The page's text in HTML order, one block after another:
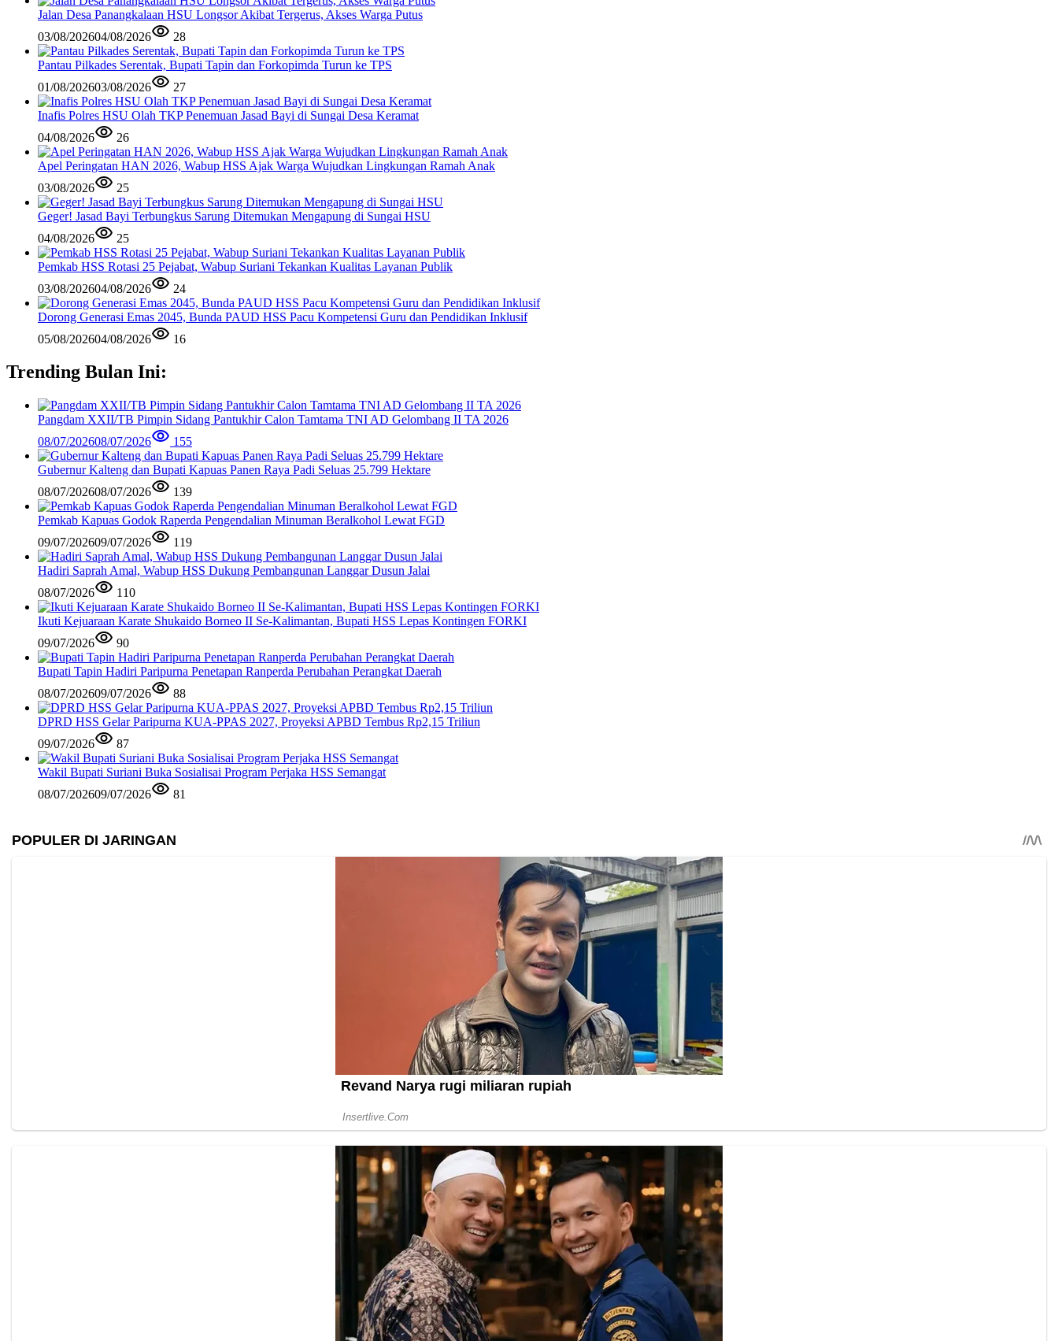
Jalan Desa Panangkalaan HSU Longsor Akibat Tergerus, Akses Warga Putus
03/08/202604/08/2026 28
Pantau Pilkades Serentak, Bupati Tapin dan Forkopimda Turun ke TPS
01/08/202603/08/2026 27
Inafis Polres HSU Olah TKP Penemuan Jasad Bayi di Sungai Desa Keramat
04/08/2026
26
Apel Peringatan HAN 2026, Wabup HSS Ajak Warga Wujudkan Lingkungan Ramah Anak
03/08/2026
25
Geger! Jasad Bayi Terbungkus Sarung Ditemukan Mengapung di Sungai HSU
04/08/2026
25
Pemkab HSS Rotasi 25 Pejabat, Wabup Suriani Tekankan Kualitas Layanan Publik
03/08/202604/08/2026 24
Dorong Generasi Emas 2045, Bunda PAUD HSS Pacu Kompetensi Guru dan Pendidikan Inklusif
05/08/202604/08/2026 16
Trending Bulan Ini:
Pangdam XXII/TB Pimpin Sidang Pantukhir Calon Tamtama TNI AD Gelombang II TA 2026
08/07/202608/07/2026 155
Gubernur Kalteng dan Bupati Kapuas Panen Raya Padi Seluas 25.799 Hektare
08/07/202608/07/2026 139
Pemkab Kapuas Godok Raperda Pengendalian Minuman Beralkohol Lewat FGD
09/07/202609/07/2026 119
Hadiri Saprah Amal, Wabup HSS Dukung Pembangunan Langgar Dusun Jalai
08/07/2026
110
Ikuti Kejuaraan Karate Shukaido Borneo II Se-Kalimantan, Bupati HSS Lepas Kontingen FORKI
09/07/2026
90
Bupati Tapin Hadiri Paripurna Penetapan Ranperda Perubahan Perangkat Daerah
08/07/202609/07/2026 88
DPRD HSS Gelar Paripurna KUA-PPAS 2027, Proyeksi APBD Tembus Rp2,15 Triliun
09/07/2026
87
Wakil Bupati Suriani Buka Sosialisai Program Perjaka HSS Semangat
08/07/202609/07/2026 81